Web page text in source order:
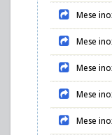
Mese
Mese
Mese
Mese
Mese